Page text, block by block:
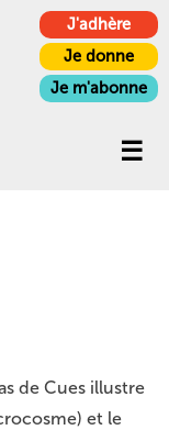
J'adhère
Je donne
Je m'abonne
de Cues illustre
et le